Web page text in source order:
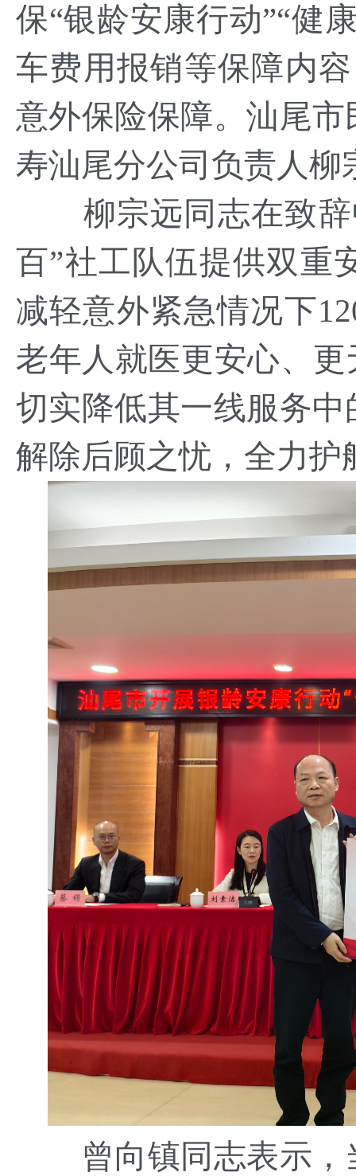
保“银龄安康行动”“健
车费用报销等保障内
意外保险保障。汕尾
寿汕尾分公司负责人
柳宗远同志在致辞
百”社工队伍提供双重
减轻意外紧急情况下
老年人就医更安心、
切实降低其一线服务
解除后顾之忧，全力
曾向镇同志表示，